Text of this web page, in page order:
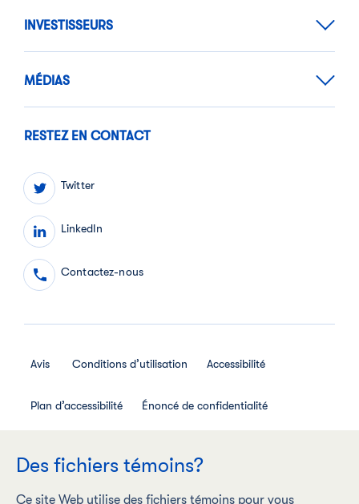
INVESTISSEURS
MÉDIAS
RESTEZ EN CONTACT
Twitter
LinkedIn
Contactez-nous
Avis Conditions d’utilisation Accessibilité
Plan d’accessibilité Énoncé de confidentialité
Des fichiers témoins?
Ce site Web utilise des fichiers témoins pour vous